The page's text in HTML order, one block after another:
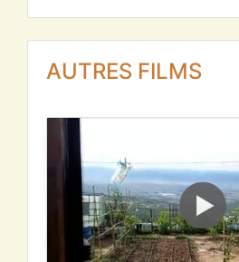
AUTRES FILMS